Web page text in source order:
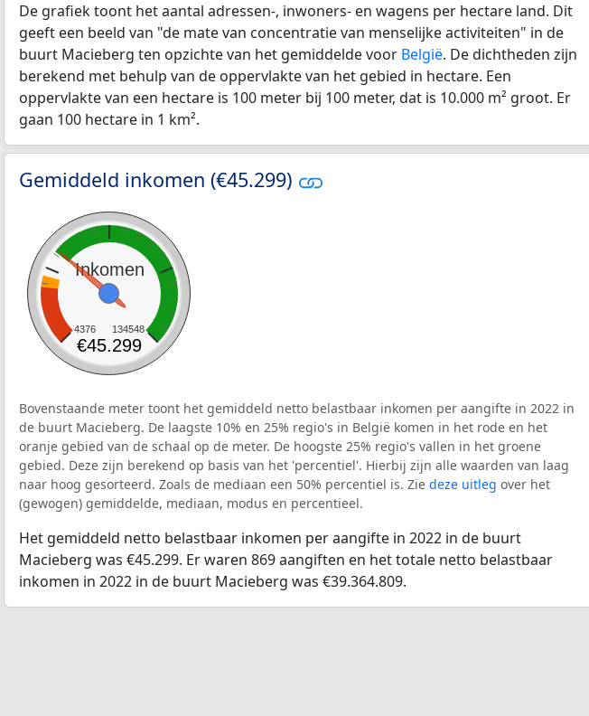
De grafiek toont het aantal adressen-, inwoners- en wagens per hectare land. Dit
geeft een beeld van "de mate van concentratie van menselijke activiteiten" in de
buurt Macieberg ten opzichte van het gemiddelde voor België. De dichtheden zijn
berekend met behulp van de oppervlakte van het gebied in hectare. Een
oppervlakte van een hectare is 100 meter bij 100 meter, dat is 10.000 m² groot. Er
gaan 100 hectare in 1 km².
Gemiddeld inkomen (€45.299)
Inkomen
4376 134548
€45.299
Bovenstaande meter toont het gemiddeld netto belastbaar inkomen per aangifte in 2022 in
de buurt Macieberg. De laagste 10% en 25% regio's in België komen in het rode en het
oranje gebied van de schaal op de meter. De hoogste 25% regio's vallen in het groene
gebied. Deze zijn berekend op basis van het 'percentiel'. Hierbij zijn alle waarden van laag
naar hoog gesorteerd. Zoals de mediaan een 50% percentiel is. Zie deze uitleg over het
(gewogen) gemiddelde, mediaan, modus en percentieel.
Het gemiddeld netto belastbaar inkomen per aangifte in 2022 in de buurt
Macieberg was €45.299. Er waren 869 aangiften en het totale netto belastbaar
inkomen in 2022 in de buurt Macieberg was €39.364.809.